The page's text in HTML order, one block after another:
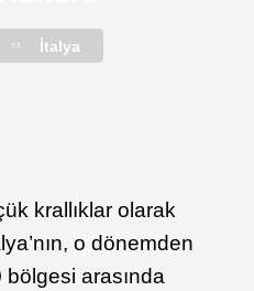
İtalya
krallıklar olarak
o dönemden
arasında